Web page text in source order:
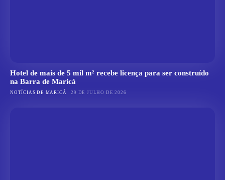
Hotel de mais de 5 mil m² recebe licença para ser construído
na Barra de Maricá
NOTÍCIAS DE MARICÁ 29 DE JULHO DE 2026